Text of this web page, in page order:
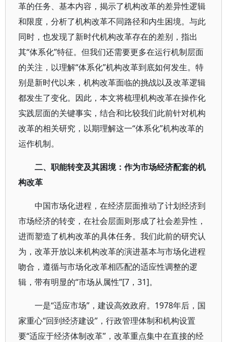
革的任务、基本内容，揭示了机构改革的差异性逻辑
和限度，分析了机构改革不同路径和内生困境。与此
同时，也发现了新时代机构改革存在的差别，指出
其“体系化”特征。但我们还需要更多在运行机制层面
的关注，以理解“体系化”机构改革到底如何发生。特
别是新时代以来，机构改革面临的挑战以及改革逻辑
都发生了变化。因此，本文将梳理机构改革在操作化
实践层面的关键事实，结合和比较我们此前针对机构
改革的相关研究，以期理解这一“体系化”机构改革的
运作机制。
二、职能转变及其困境：作为市场经济配套的机
构改革
中国市场化进程，在经济层面推动了计划经济到
市场经济的转变，在社会层面则形成了社会差异性，
进而塑造了机构改革的具体任务。我们此前的研究认
为，改革开放以来机构改革的演进基本与市场化进程
吻合，遵循与市场化改革相匹配的适应性调整的逻
辑，带有明显的“市场从属性”[7，31]。
一是“适应市场”，建设高效政府。1978年后，国
家重心“回到经济建设”，行政管理体制和机构设置
要“适应于经济体制改革”，改革重点集中在直接的经